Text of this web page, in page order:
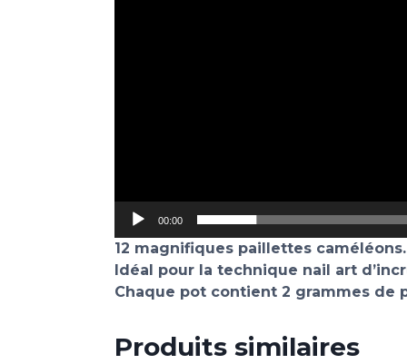
00:00
12 magnifiques paillettes caméléons.
Idéal pour la technique nail art
Chaque pot contient 2 grammes de
Produits similaires